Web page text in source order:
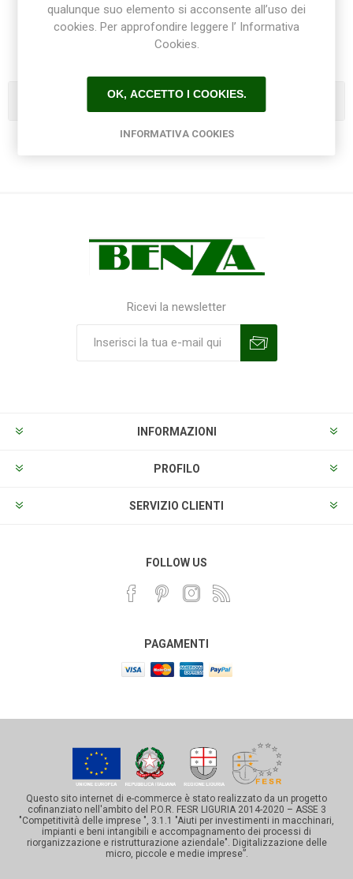
1 2 3
Ricevi la newsletter
INFORMAZIONI
PROFILO
SERVIZIO CLIENTI
FOLLOW US
PAGAMENTI
Questo sito internet di e-commerce è stato realizzato da un progetto
cofinanziato nell'ambito del P.O.R. FESR LIGURIA 2014-2020 – ASSE 3
"Competitività delle imprese ", 3.1.1 "Aiuti per investimenti in macchinari,
impianti e beni intangibili e accompagnamento dei processi di
riorganizzazione e ristrutturazione aziendale". Digitalizzazione delle
micro, piccole e medie imprese”.
qualunque suo elemento si acconsente all’uso dei
cookies. Per approfondire leggere l’ Informativa
Cookies.
OK, ACCETTO I COOKIES.
INFORMATIVA COOKIES